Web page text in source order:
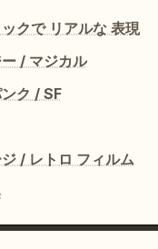
クで リアルな 表現
/ マジカル
ク / SF
/ レトロ フィルム